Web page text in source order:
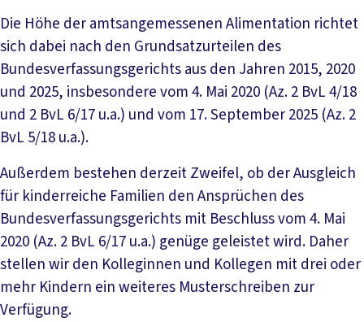
Die Höhe der amtsangemessenen Alimentation richtet
sich dabei nach den Grundsatzurteilen des
Bundesverfassungsgerichts aus den Jahren 2015, 2020
und 2025, insbesondere vom 4. Mai 2020 (Az. 2 BvL 4/18
und 2 BvL 6/17 u.a.) und vom 17. September 2025 (Az. 2
BvL 5/18 u.a.).
Außerdem bestehen derzeit Zweifel, ob der Ausgleich
für kinderreiche Familien den Ansprüchen des
Bundesverfassungsgerichts mit Beschluss vom 4. Mai
2020 (Az. 2 BvL 6/17 u.a.) genüge geleistet wird. Daher
stellen wir den Kolleginnen und Kollegen mit drei oder
mehr Kindern ein weiteres Musterschreiben zur
Verfügung.